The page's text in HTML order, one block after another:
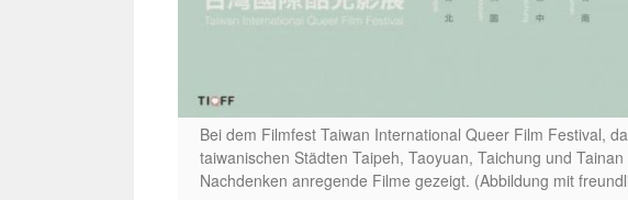
Bei dem Filmfest Taiwan International Queer Film Festival,
taiwanischen Städten Taipeh, Taoyuan, Taichung und
Nachdenken anregende Filme gezeigt. (Abbildung mit